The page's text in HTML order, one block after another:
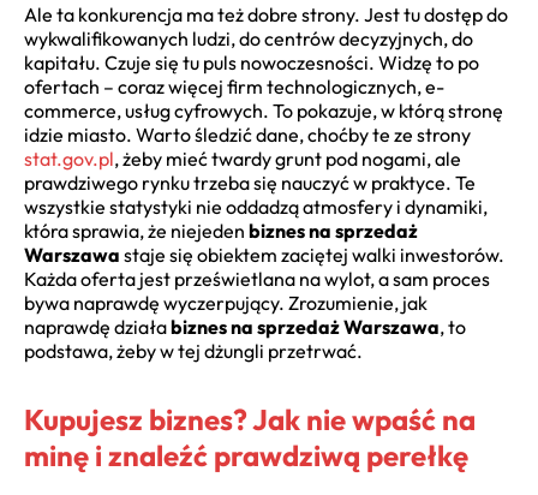
Ale ta konkurencja ma też dobre strony. Jest tu dostęp do
wykwalifikowanych ludzi, do centrów decyzyjnych, do
kapitału. Czuje się tu puls nowoczesności. Widzę to po
ofertach – coraz więcej firm technologicznych, e-
commerce, usług cyfrowych. To pokazuje, w którą stronę
idzie miasto. Warto śledzić dane, choćby te ze strony
stat.gov.pl, żeby mieć twardy grunt pod nogami, ale
prawdziwego rynku trzeba się nauczyć w praktyce. Te
wszystkie statystyki nie oddadzą atmosfery i dynamiki,
która sprawia, że niejeden biznes na sprzedaż
Warszawa staje się obiektem zaciętej walki inwestorów.
Każda oferta jest prześwietlana na wylot, a sam proces
bywa naprawdę wyczerpujący. Zrozumienie, jak
naprawdę działabiznes na sprzedaż Warszawa, to
podstawa, żeby w tej dżungli przetrwać.
Kupujesz biznes? Jak nie wpaść na
minę i znaleźć prawdziwą perełkę